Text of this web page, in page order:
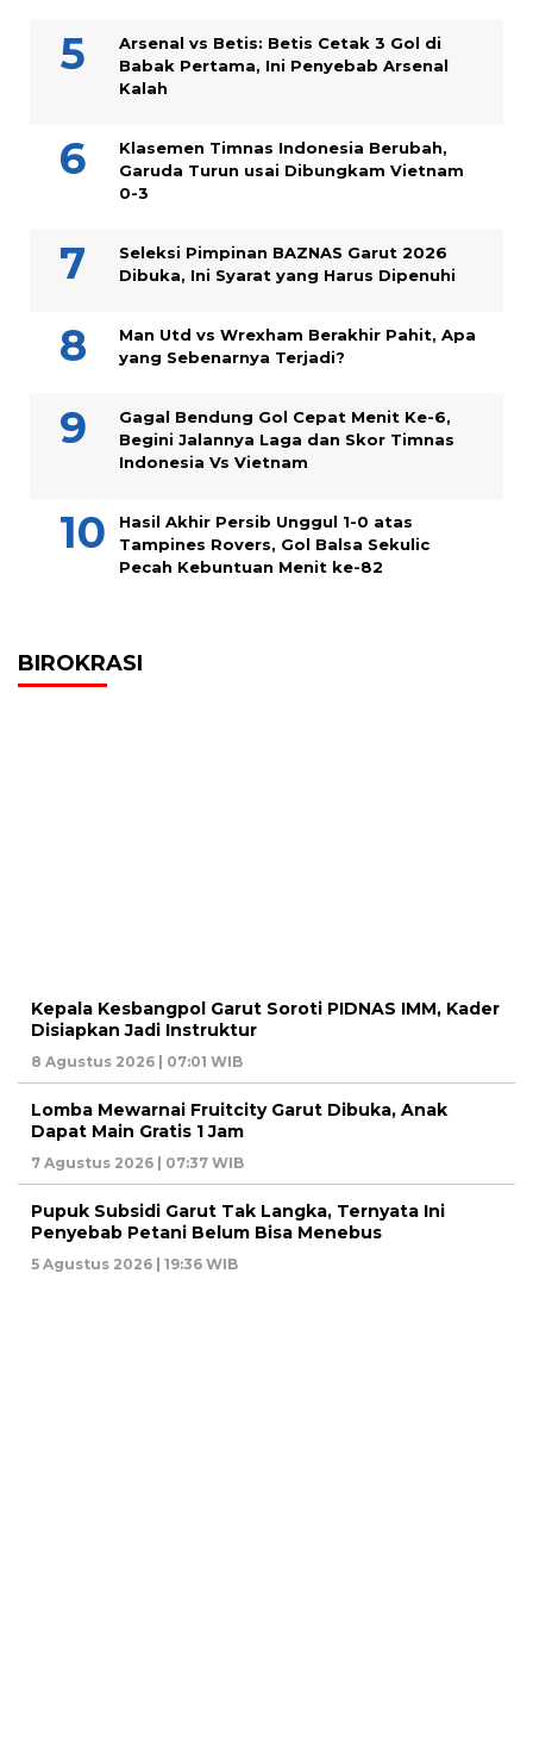
Arsenal vs Betis: Betis Cetak 3 Gol di
Babak Pertama, Ini Penyebab Arsenal
Kalah
Klasemen Timnas Indonesia Berubah,
Garuda Turun usai Dibungkam Vietnam
0-3
Seleksi Pimpinan BAZNAS Garut 2026
Dibuka, Ini Syarat yang Harus Dipenuhi
Man Utd vs Wrexham Berakhir Pahit, Apa
yang Sebenarnya Terjadi?
Gagal Bendung Gol Cepat Menit Ke-6,
Begini Jalannya Laga dan Skor Timnas
Indonesia Vs Vietnam
Hasil Akhir Persib Unggul 1-0 atas
Tampines Rovers, Gol Balsa Sekulic
Pecah Kebuntuan Menit ke-82
BIROKRASI
Kepala Kesbangpol Garut Soroti PIDNAS IMM, Kader
Disiapkan Jadi Instruktur
8 Agustus 2026 | 07:01 WIB
Lomba Mewarnai Fruitcity Garut Dibuka, Anak
Dapat Main Gratis 1 Jam
7 Agustus 2026 | 07:37 WIB
Pupuk Subsidi Garut Tak Langka, Ternyata Ini
Penyebab Petani Belum Bisa Menebus
5 Agustus 2026 | 19:36 WIB